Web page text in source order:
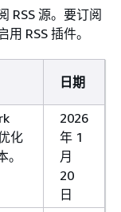
RSS 源。要订阅
RSS 插件。
日期
化
2026
年 1
月
20
日